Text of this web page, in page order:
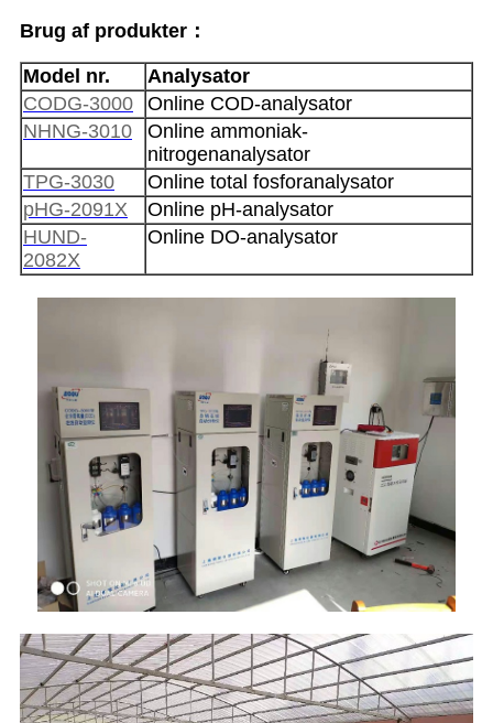
Brug af produkter ：
Model nr.
Analysator
CODG-3000
Online COD-analysator
NHNG-3010
Online ammoniak-
nitrogenanalysator
TPG-3030
Online total fosforanalysator
pHG-2091X
Online pH-analysator
HUND-
2082X
Online DO-analysator